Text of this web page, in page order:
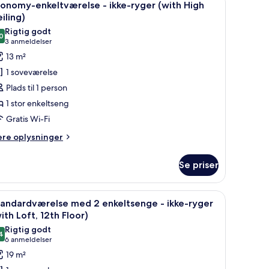
3
enkeltværelse - ikke-ryger (with High
ud af 10
Rigtig godt
3 anmeldelser
(3
anmeldelser)
13 m²
1 soveværelse
Plads til 1 person
1 stor enkeltseng
Gratis Wi-Fi
oplysninger
Se priser
og hvidt sengetøj. Et hotelværelse med to senge, en træstiger,
4
med 2 enkeltsenge - ikke-ryger
Loft, 12th Floor)
ud af 10
Rigtig godt
6 anmeldelser
(6
anmeldelser)
19 m²